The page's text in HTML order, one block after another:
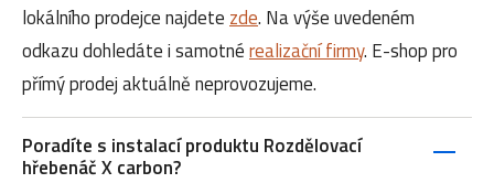
lokálního prodejce najdete zde. Na výše uvedeném
odkazu dohledáte i samotnérealizační firmy. E-shop pro
přímý prodej aktuálně neprovozujeme.
Poradíte s instalací produktu Rozdělovací
hřebenáč X carbon?